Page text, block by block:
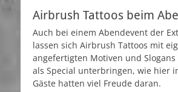
Airbrush Tattoos beim
Auch bei einem Abendevent der
lassen sich Airbrush Tattoos mit
angefertigten Motiven und
als Special unterbringen, wie hier
Gäste hatten viel Freude daran.